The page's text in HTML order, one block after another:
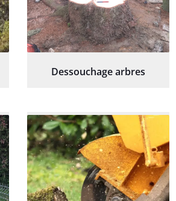
Dessouchage arbres